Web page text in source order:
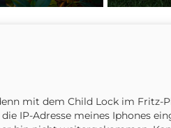
mit dem Child Lock im Fritz-
IP-Adresse meines Iphones